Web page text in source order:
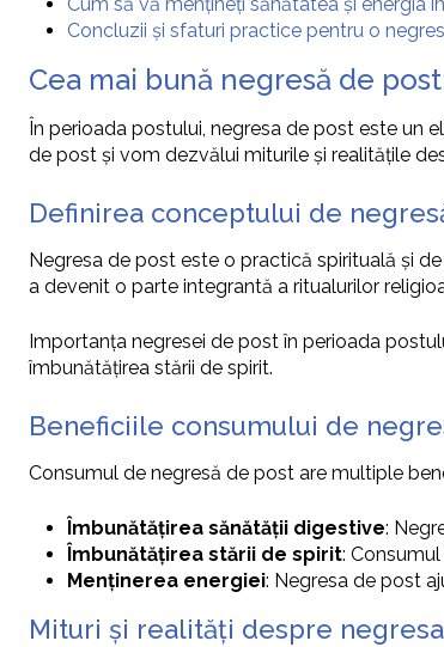
Concluzii și sfaturi practice pentru o
Cea mai bună negresă de
În perioada postului, negresa de post este un
de post și vom dezvălui miturile și realitățile
Definirea conceptului de
Negresa de post este o practică spirituală și
a devenit o parte integrantă a ritualurilor
Importanța negresei de post în perioada
îmbunătățirea stării de spirit.
Beneficiile consumului de
Consumul de negresă de post are multiple
Îmbunătățirea sănătății digestive:
Îmbunătățirea stării de spirit:
Menținerea energiei: Negresa de post
Mituri și realități despre